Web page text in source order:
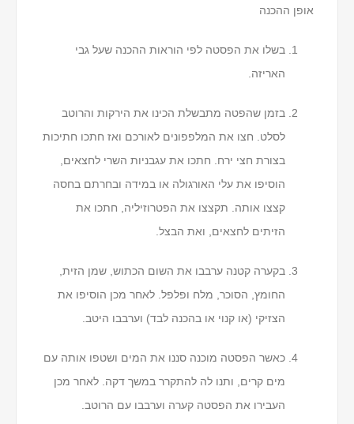
אופן ההכנה
בשלו את הפסטה לפי הוראות ההכנה שעל גבי
האריזה.
בזמן שהפטה מתבשלת הכינו את הירקות והרוטב
לסלט. חצו את המלפפונים לאורכם ואז חתכו חתיכות
בצורת חצי ירח. חתכו את עגבניות השרי לחצאים,
הוסיפו את עלי האורגולה או במידה ובחרתם בחסה
קצצו אותה. תקצצו את הפטרוזיליה, חתכו את
הזיתים לחצאים, ואת הבצל.
בקערה קטנה ערבבו את השום הכתוש, שמן הזית,
החומץ, הסוכר, מלח ופלפל. לאחר מכן הוסיפו את
הצזיקי (או קנוי או בהכנה לבד) וערבבו היטב.
כאשר הפסטה מוכנה סננו את המים ושטפו אותה עם
מים קרים, ותנו לה להתקרר במשך דקה. לאחר מכן
העבירו את הפסטה קערה וערבבו עם הרוטב.